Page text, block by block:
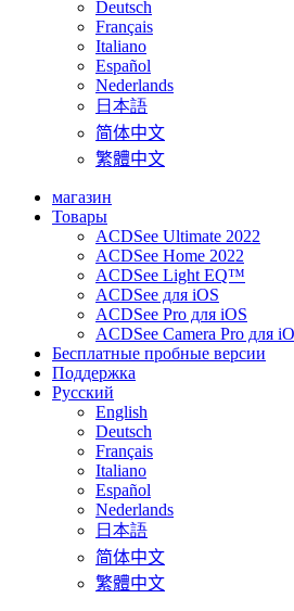
Deutsch
Français
Italiano
Español
Nederlands
日本語
简体中文
繁體中文
магазин
Товары
ACDSee Ultimate 2022
ACDSee Home 2022
ACDSee Light EQ™
ACDSee для iOS
ACDSee Pro для iOS
ACDSee Camera Pro для
Бесплатные пробные версии
Поддержка
Pусский
English
Deutsch
Français
Italiano
Español
Nederlands
日本語
简体中文
繁體中文